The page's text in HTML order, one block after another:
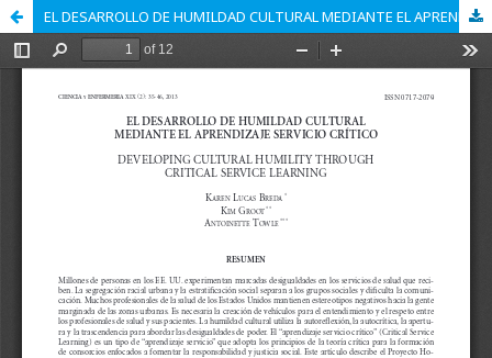
EL DESARROLLO DE HUMILDAD CULTURAL MEDIANTE EL APRENDIZAJE SERVICIO CRÍTICO